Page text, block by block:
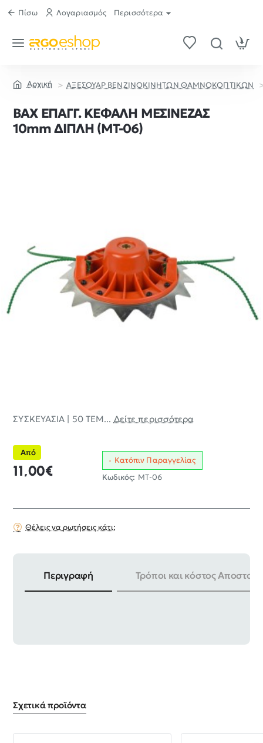
Πίσω Λογαριασμός Περισσότερα
ΑΞΕΣΟΥΑΡ ΒΕΝΖΙΝΟΚΙΝΗΤΩΝ ΘΑΜΝΟΚΟΠΤΙΚΩΝ
BAX ΕΠΑΓΓ. ΚΕΦΑΛΗ ΜΕΣΙΝΕΖΑΣ
10mm ΔΙΠΛΗ (ΜΤ-06)
ΣΥΣΚΕΥΑΣΙΑ | 50 ΤΕΜ... Δείτε περισσότερα
Από
11,00€
Κατόπιν Παραγγελίας
Κωδικός: MT-06
Θέλεις να ρωτήσεις κάτι;
Περιγραφή Τρόποι και κόστος
ΣΥΣΚΕΥΑΣΙΑ | 50 ΤΕΜ
Σχετικά προϊόντα